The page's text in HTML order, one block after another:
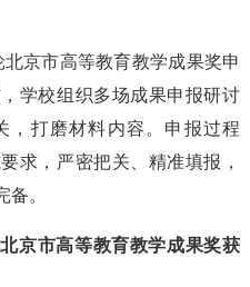
京市高等教育教学成果奖申
学校组织多场成果申报研讨
，打磨材料内容。申报过程
求，严密把关、精准填报，
。
北京市高等教育教学成果奖获